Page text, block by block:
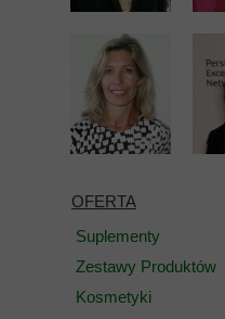
OFERTA
Suplementy
Zestawy Produktów
Kosmetyki